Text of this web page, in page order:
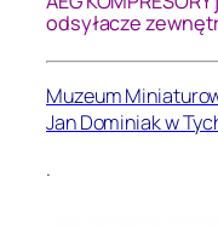
odsyłacze
Muzeum
Jan Dominiak w
.